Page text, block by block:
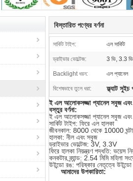
বিস্তারিত পণ্যের বর্ণনা
সার্কিট টাইপ: এল সার্কিট
ড্রাইভার ভোল্টেজ: 3 ভি, 3.3 ভি
Backlight ধরন: এল প্যানেল
বিশেষভাবে তুলে ধরা: ফ্ল্যাট সুইচ
ই এল আলোকসজ্জা প্যানেল সবুজ এবং
বস্তুর বর্ণনা:
ই এল আলোকসজ্জা প্যানেল সবুজ এবং
সার্কিট টাইপ: ফিরে এল হালকা
জীবনকাল: 8000 থেকে 10000 ঘন্টা
হালকা: নীল এবং সবুজ
ড্রাইভার ভোল্টেজ: 3V, 3.3V
ফিরে হালকা নিয়ন্ত্রণ পদ্ধতি: ভয়েস
কনকটার ব্র্যান্ড: 2.54 মিমি মহিলা
উইন্ডো রঙ: পরিষ্কার নেতৃত্বে উইন্ডো
আমাদের উপকারিতা: